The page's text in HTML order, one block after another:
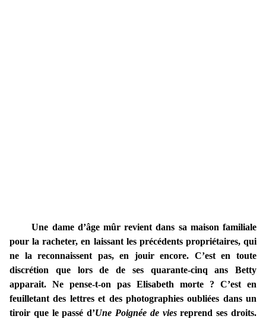
Une dame d’âge mûr revient dans sa maison familiale
pour la racheter, en laissant les précédents propriétaires, qui
ne la reconnaissent pas, en jouir encore. C’est en toute
discrétion que lors de de ses quarante-cinq ans Betty
apparait. Ne pense-t-on pas Elisabeth morte ? C’est en
feuilletant des lettres et des photographies oubliées dans un
tiroir que le passé d’Une Poignée de viesreprend ses droits.